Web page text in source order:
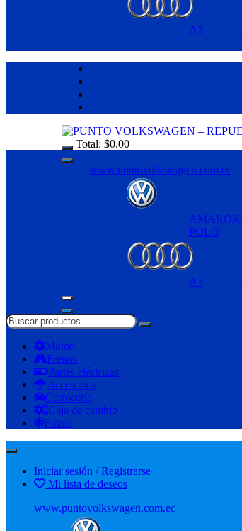
A3
Total: $0.00
www.puntovolkswagen.com.ec
AMAROK
POLO
A3
Motor
Frenos
Partes eléctricas
Accesorios
Carrocería
Caja de cambio
Filtros
Iniciar sesión / Registrarse
Mi lista de deseos
www.puntovolkswagen.com.ec